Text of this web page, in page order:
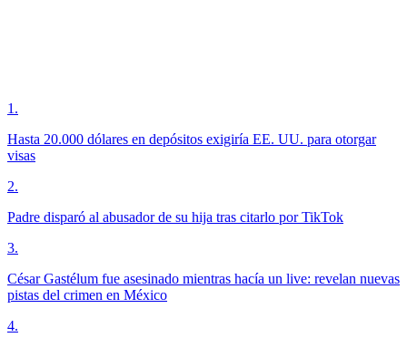
1 .
Hasta 20.000 dólares en depósitos exigiría EE. UU. para otorgar
visas
2.
Padre disparó al abusador de su hija tras citarlo por TikTok
3.
César Gastélum fue asesinado mientras hacía un live: revelan nuevas
pistas del crimen en México
4.